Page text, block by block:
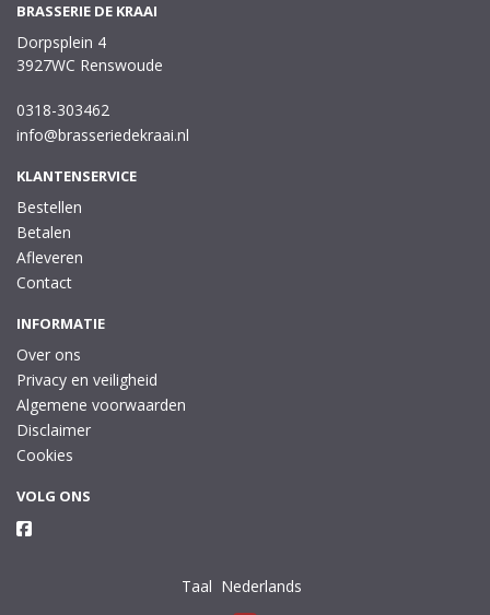
BRASSERIE DE KRAAI
Dorpsplein 4
3927WC Renswoude
0318-303462
info@brasseriedekraai.nl
KLANTENSERVICE
Bestellen
Betalen
Afleveren
Contact
INFORMATIE
Over ons
Privacy en veiligheid
Algemene voorwaarden
Disclaimer
Cookies
VOLG ONS
Taal